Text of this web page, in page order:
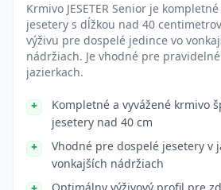
Krmivo JESETER Senior je
jesetery s dĺžkou nad 40
výživu pre dospelé jedince vo
nádržiach. Je vhodné pre
jazierkach.
Kompletné a vyvážené krmivo
jesetery nad 40 cm
Vhodné pre dospelé jesetery v
vonkajších nádržiach